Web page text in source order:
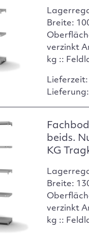
Breite:
verzinkt
kg ::
beids.
KG
Breite:
verzinkt
kg ::